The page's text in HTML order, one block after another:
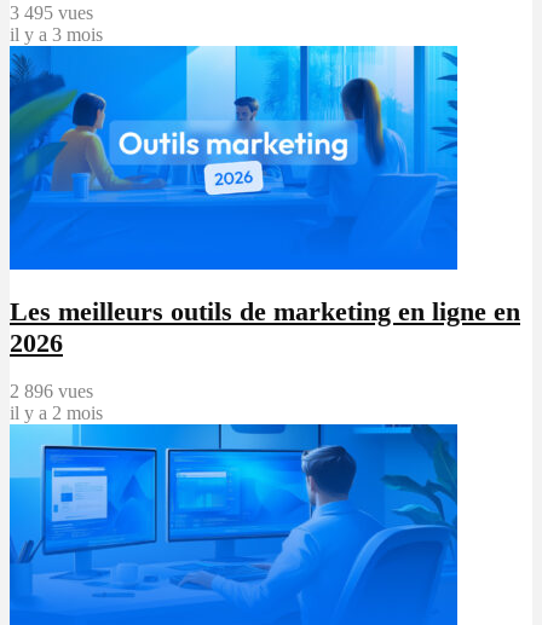
3 495 vues
il y a 3 mois
Les meilleurs outils de marketing en ligne en
2026
2 896 vues
il y a 2 mois